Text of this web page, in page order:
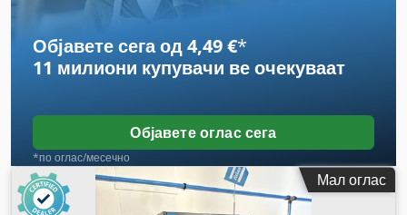
Објавете сега од 4,49 €*
11 милиони купувачи ве очекуваат
Објавете оглас сега
*по оглас/месечно
Мал оглас